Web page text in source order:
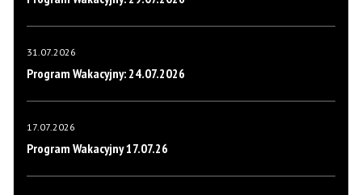
31.07.2026
Program Wakacyjny: 24.07.2026
17.07.2026
Program Wakacyjny 17.07.26